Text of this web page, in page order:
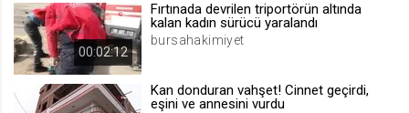
Site içeriği önerme
00:02:12
Fırtınada devrilen triportörün altında
kalan kadın sürücü yaralandı
bursahakimiyet
Kan donduran vahşet! Cinnet geçirdi,
eşini ve annesini vurdu